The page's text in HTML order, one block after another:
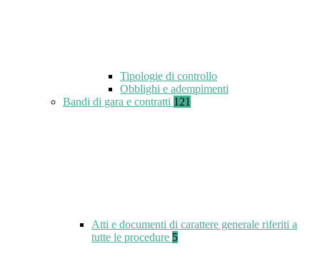
Tipologie di controllo
Obblighi e adempimenti
Bandi di gara e contratti 121
Atti e documenti di carattere generale riferiti a
tutte le procedure 5